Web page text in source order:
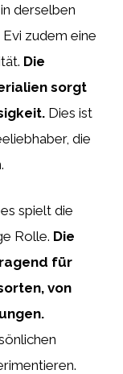
derselben
zudem eine
Die
sorgt
Dies ist
die
spielt die
Rolle. Die
für
von